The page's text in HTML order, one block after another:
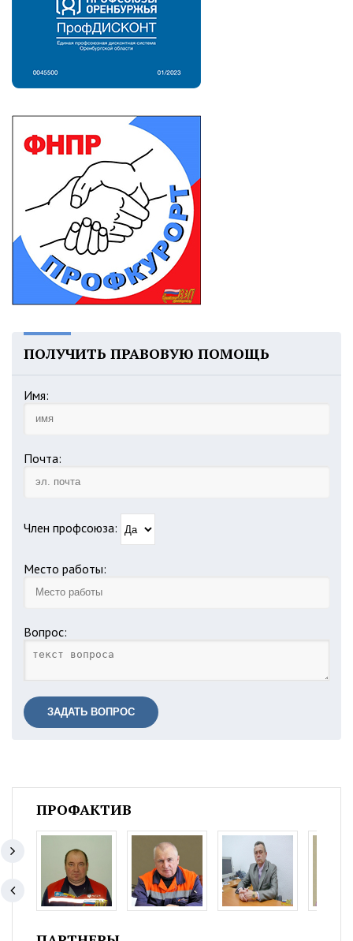
ПОЛУЧИТЬ ПРАВОВУЮ ПОМОЩЬ
Имя:
Почта:
Член профсоюза:
Место работы:
Вопрос:
ЗАДАТЬ ВОПРОС
ПРОФАКТИВ